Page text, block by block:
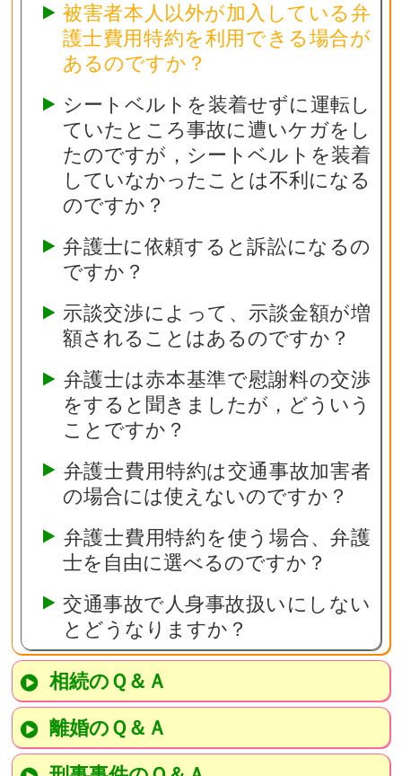
被害者本人以外が加入している弁
護士費用特約を利用できる場合が
あるのですか？
シートベルトを装着せずに運転し
ていたところ事故に遭いケガをし
たのですが，シートベルトを装着
していなかったことは不利になる
のですか？
弁護士に依頼すると訴訟になるの
ですか？
示談交渉によって、示談金額が増
額されることはあるのですか？
弁護士は赤本基準で慰謝料の交渉
をすると聞きましたが，どういう
ことですか？
弁護士費用特約は交通事故加害者
の場合には使えないのですか？
弁護士費用特約を使う場合、弁護
士を自由に選べるのですか？
交通事故で人身事故扱いにしない
とどうなりますか？
相続のＱ＆Ａ
離婚のＱ＆Ａ